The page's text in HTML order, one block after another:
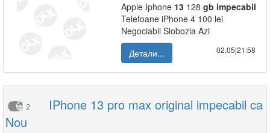
Apple Iphone 13 128 gb impecabil
Telefoane iPhone 4 100 lei
Negociabil Slobozia Azi
Детали...
02.05|21:58
2
IPhone 13 pro max original impecabil ca
Nou